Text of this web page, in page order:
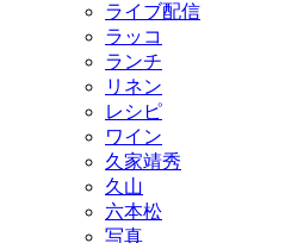
ライブ配信
ラッコ
ランチ
リネン
レシピ
ワイン
久家靖秀
久山
六本松
写真